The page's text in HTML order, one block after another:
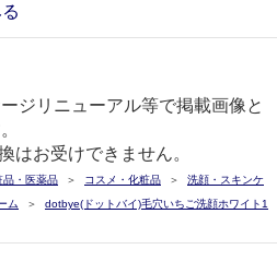
ジリニューアル等で掲載画像と
はお受けできません。
品・医薬品 コスメ・化粧品
洗顔・スキンケ
ム
dotbye(ドットバイ)毛穴いちご洗顔ホワイト1